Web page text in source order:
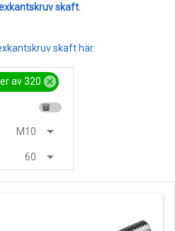
skaft
skaft här.
av 320 cancel
inventory
M10 arrow_drop_down
60 arrow_drop_down